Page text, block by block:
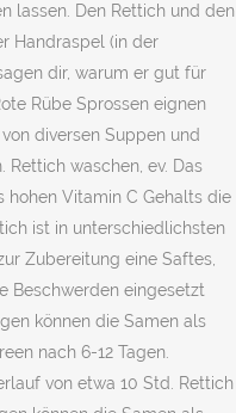
lassen. Den Rettich und den
Handraspel (in der
dir, warum er gut für
Rübe Sprossen eignen
diversen Suppen und
Rettich waschen, ev. Das
hohen Vitamin C Gehalts die
ist in unterschiedlichsten
Zubereitung eine Saftes,
Beschwerden eingesetzt
können die Samen als
nach 6-12 Tagen.
von etwa 10 Std. Rettich